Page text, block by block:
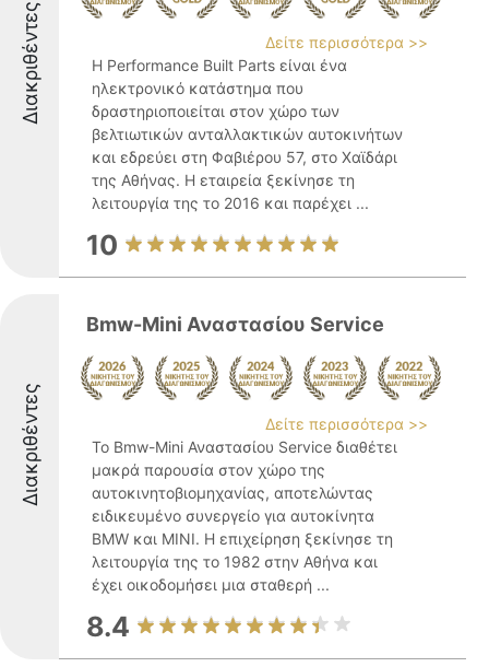
Διακριθέντες
Δείτε περισσότερα >>
Η Performance Built Parts είναι ένα
ηλεκτρονικό κατάστημα που
δραστηριοποιείται στον χώρο των
βελτιωτικών ανταλλακτικών αυτοκινήτων
και εδρεύει στη Φαβιέρου 57, στο Χαϊδάρι
της Αθήνας. Η εταιρεία ξεκίνησε τη
λειτουργία της το 2016 και παρέχει ...
10
Διακριθέντες
Bmw-Mini Αναστασίου Service
Δείτε περισσότερα >>
Το Bmw-Mini Αναστασίου Service διαθέτει
μακρά παρουσία στον χώρο της
αυτοκινητοβιομηχανίας, αποτελώντας
ειδικευμένο συνεργείο για αυτοκίνητα
BMW και MINI. Η επιχείρηση ξεκίνησε τη
λειτουργία της το 1982 στην Αθήνα και
έχει οικοδομήσει μια σταθερή ...
8.4